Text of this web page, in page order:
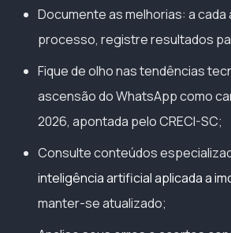
Documente as melhorias: a cada
processo, registre resultados
Fique de olho nas tendências
ascensão do WhatsApp como
2026, apontada pelo CRECI-SC;
Consulte conteúdos
inteligência artificial aplicada a
manter-se atualizado;